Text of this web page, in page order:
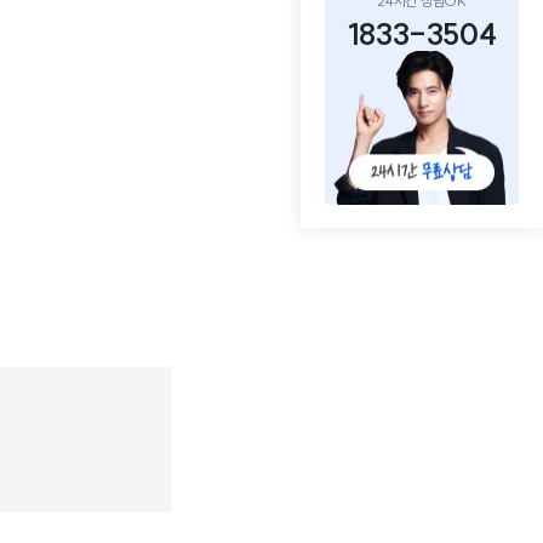
1833-3504